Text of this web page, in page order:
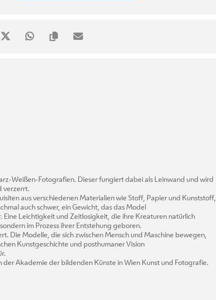
Weißen-Fotografien. Dieser fungiert dabei als Leinwand und wird
verzerrt.
aus verschiedenen Materialien wie Stoff, Papier und Kunststoff,
auch schwer, ein Gewicht, das das Model
Leichtigkeit und Zeitlosigkeit, die ihre Kreaturen natürlich
im Prozess ihrer Entstehung geboren.
Die Modelle, die sich zwischen Mensch und Maschine bewegen,
Kunstgeschichte und posthumaner Vision
der Akademie der bildenden Künste in Wien Kunst und Fotografie.